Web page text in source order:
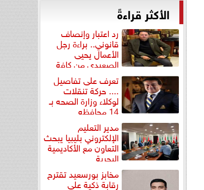
الأكثر قراءةً
رد اعتبار وإنصاف
قانوني.. براءة رجل
الأعمال يحيى
الصعيدي من كافة
التهم... تعرف على تفاصيل
.... حركة تنقلات
لوكلاء وزارة الصحه بـ
14 محافظه
مدير التعليم
الإلكتروني بليبيا يبحث
التعاون مع الأكاديمية
البحرية
مخابز بورسعيد تقترح
رقابة ذكية على